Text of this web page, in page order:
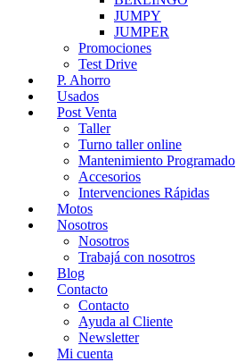
JUMPY
JUMPER
Promociones
Test Drive
P. Ahorro
Usados
Post Venta
Taller
Turno taller online
Mantenimiento Programado
Accesorios
Intervenciones Rápidas
Motos
Nosotros
Nosotros
Trabajá con nosotros
Blog
Contacto
Contacto
Ayuda al Cliente
Newsletter
Mi cuenta